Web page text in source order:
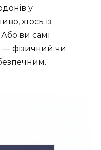
у
хтось із
ви самі
— фізичний чи